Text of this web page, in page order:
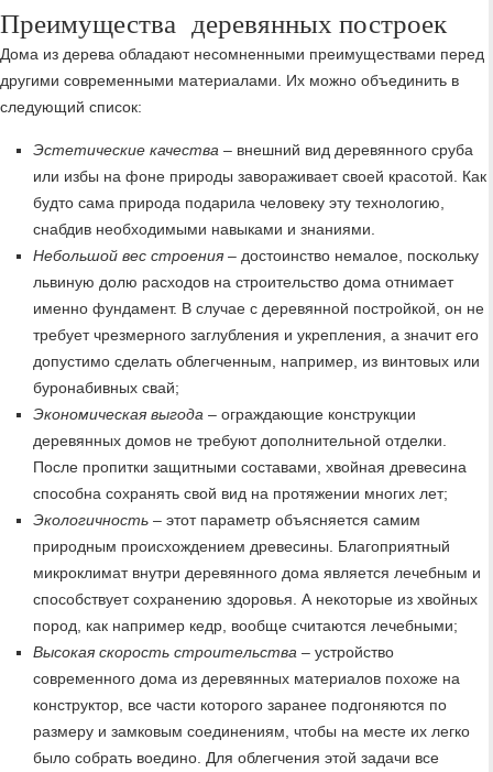
Преимущества деревянных построек
Дома из дерева обладают несомненными преимуществами перед
другими современными материалами. Их можно объединить в
следующий список:
Эстетические качества – внешний вид деревянного сруба
или избы на фоне природы завораживает своей красотой. Как
будто сама природа подарила человеку эту технологию,
снабдив необходимыми навыками и знаниями.
Небольшой вес строения – достоинство немалое, поскольку
львиную долю расходов на строительство дома отнимает
именно фундамент. В случае с деревянной постройкой, он не
требует чрезмерного заглубления и укрепления, а значит его
допустимо сделать облегченным, например, из винтовых или
буронабивных свай;
Экономическая выгода – ограждающие конструкции
деревянных домов не требуют дополнительной отделки.
После пропитки защитными составами, хвойная древесина
способна сохранять свой вид на протяжении многих лет;
Экологичность – этот параметр объясняется самим
природным происхождением древесины. Благоприятный
микроклимат внутри деревянного дома является лечебным и
способствует сохранению здоровья. А некоторые из хвойных
пород, как например кедр, вообще считаются лечебными;
Высокая скорость строительства – устройство
современного дома из деревянных материалов похоже на
конструктор, все части которого заранее подгоняются по
размеру и замковым соединениям, чтобы на месте их легко
было собрать воедино. Для облегчения этой задачи все